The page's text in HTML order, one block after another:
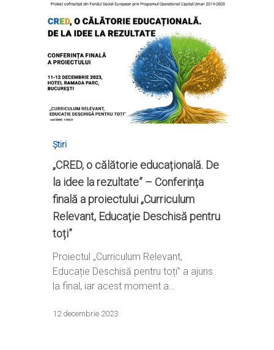
Știri
„CRED, o călătorie educațională. De
la idee la rezultate” – Conferința
finală a proiectului „Curriculum
Relevant, Educație Deschisă pentru
toți”
Proiectul „Curriculum Relevant,
Educație Deschisă pentru toți” a ajuns
la final, iar acest moment a…
12 decembrie 2023